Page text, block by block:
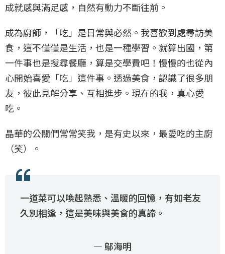
成就感與滿足感，自然有動力不斷往前。
成為廚師，「吃」是日常與必然。我喜歡到處尋訪美
食，這不僅僅是生活，也是一種學習。就算出國，第
一件事也是搜尋餐廳，算是交學費吧！慢慢的也從內
心開始喜愛「吃」這件事。透過美食，認識了很多朋
友，彼此見解分享、互相進步。現在的我，真心愛
吃。
晶華的公關們常常笑我，是有史以來，最愛吃的主廚
（笑）。
一道菜可以喚起熟悉、溫暖的回憶，有如老友
久別相逢，這是美味與美食的真諦。
— 鄔海明